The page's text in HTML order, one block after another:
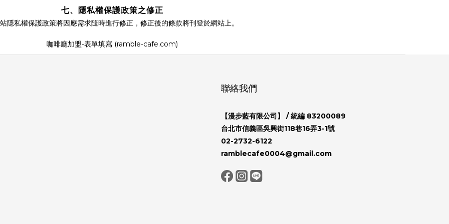
七、隱私權保護政策之修正
隱私權保護政策將因應需求隨時進行修正，修正後的條款將刊登於網站上。
咖啡廳加盟-表單填寫 (ramble-cafe.com)
聯絡我們
【漫步藍有限公司】
/ 統編 83200089
台北市信義區吳興街118巷16弄3-1號
02-2732-6122
ramblecafe0004@gmail.com